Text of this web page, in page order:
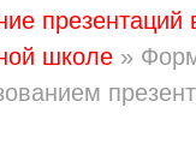
презентаций
школе »